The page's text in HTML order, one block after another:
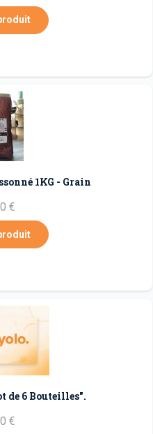
1KG - Grain
€
de 6 Bouteilles".
€